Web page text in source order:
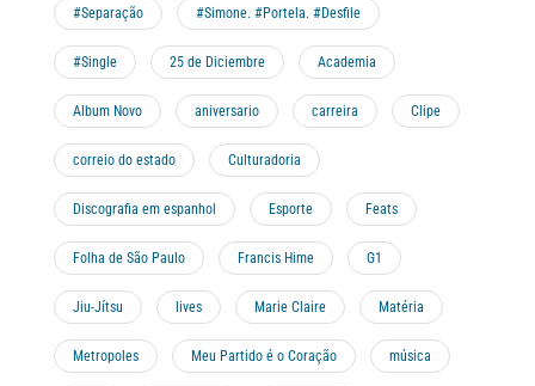
#Separação #Simone. #Portela. #Desfile
#Single 25 de Diciembre Academia
Album Novo aniversario carreira Clipe
correio do estado Culturadoria
Discografia em espanhol Esporte Feats
Folha de São Paulo Francis Hime G1
Jiu-Jítsu lives Marie Claire Matéria
Metropoles Meu Partido é o Coração música